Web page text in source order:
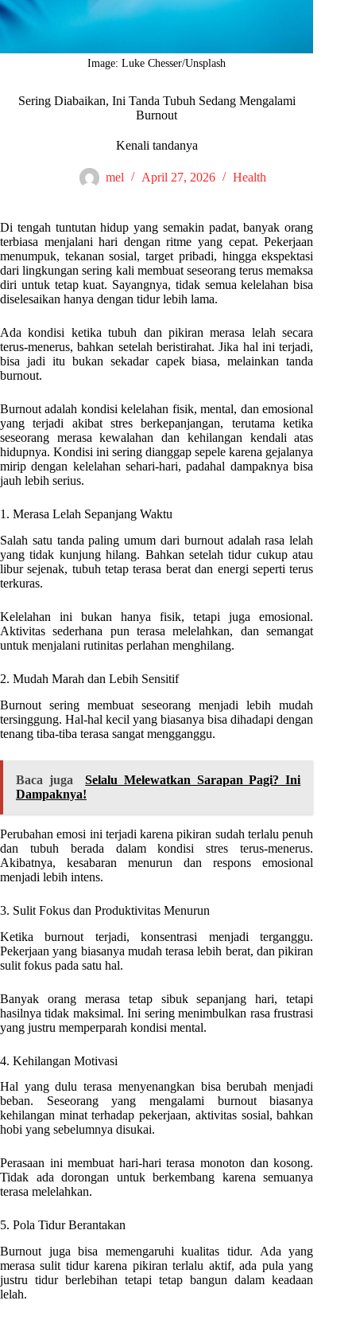
Image: Luke Chesser/Unsplash
Sering Diabaikan, Ini Tanda Tubuh Sedang Mengalami
Burnout
Kenali tandanya
mel April 27, 2026 Health
Di tengah tuntutan hidup yang semakin padat, banyak orang
terbiasa menjalani hari dengan ritme yang cepat. Pekerjaan
menumpuk, tekanan sosial, target pribadi, hingga ekspektasi
dari lingkungan sering kali membuat seseorang terus memaksa
diri untuk tetap kuat. Sayangnya, tidak semua kelelahan bisa
diselesaikan hanya dengan tidur lebih lama.
Ada kondisi ketika tubuh dan pikiran merasa lelah secara
terus-menerus, bahkan setelah beristirahat. Jika hal ini terjadi,
bisa jadi itu bukan sekadar capek biasa, melainkan tanda
burnout.
Burnout adalah kondisi kelelahan fisik, mental, dan emosional
yang terjadi akibat stres berkepanjangan, terutama ketika
seseorang merasa kewalahan dan kehilangan kendali atas
hidupnya. Kondisi ini sering dianggap sepele karena gejalanya
mirip dengan kelelahan sehari-hari, padahal dampaknya bisa
jauh lebih serius.
1. Merasa Lelah Sepanjang Waktu
Salah satu tanda paling umum dari burnout adalah rasa lelah
yang tidak kunjung hilang. Bahkan setelah tidur cukup atau
libur sejenak, tubuh tetap terasa berat dan energi seperti terus
terkuras.
Kelelahan ini bukan hanya fisik, tetapi juga emosional.
Aktivitas sederhana pun terasa melelahkan, dan semangat
untuk menjalani rutinitas perlahan menghilang.
2. Mudah Marah dan Lebih Sensitif
Burnout sering membuat seseorang menjadi lebih mudah
tersinggung. Hal-hal kecil yang biasanya bisa dihadapi dengan
tenang tiba-tiba terasa sangat mengganggu.
Baca juga
Selalu Melewatkan Sarapan Pagi? Ini
Dampaknya!
Perubahan emosi ini terjadi karena pikiran sudah terlalu penuh
dan tubuh berada dalam kondisi stres terus-menerus.
Akibatnya, kesabaran menurun dan respons emosional
menjadi lebih intens.
3. Sulit Fokus dan Produktivitas Menurun
Ketika burnout terjadi, konsentrasi menjadi terganggu.
Pekerjaan yang biasanya mudah terasa lebih berat, dan pikiran
sulit fokus pada satu hal.
Banyak orang merasa tetap sibuk sepanjang hari, tetapi
hasilnya tidak maksimal. Ini sering menimbulkan rasa frustrasi
yang justru memperparah kondisi mental.
4. Kehilangan Motivasi
Hal yang dulu terasa menyenangkan bisa berubah menjadi
beban. Seseorang yang mengalami burnout biasanya
kehilangan minat terhadap pekerjaan, aktivitas sosial, bahkan
hobi yang sebelumnya disukai.
Perasaan ini membuat hari-hari terasa monoton dan kosong.
Tidak ada dorongan untuk berkembang karena semuanya
terasa melelahkan.
5. Pola Tidur Berantakan
Burnout juga bisa memengaruhi kualitas tidur. Ada yang
merasa sulit tidur karena pikiran terlalu aktif, ada pula yang
justru tidur berlebihan tetapi tetap bangun dalam keadaan
lelah.